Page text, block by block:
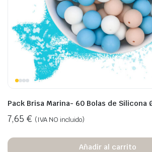
Pack Brisa Marina- 60 Bolas de Silicona
7,65 € (IVA NO incluido)
Añadir al carrito